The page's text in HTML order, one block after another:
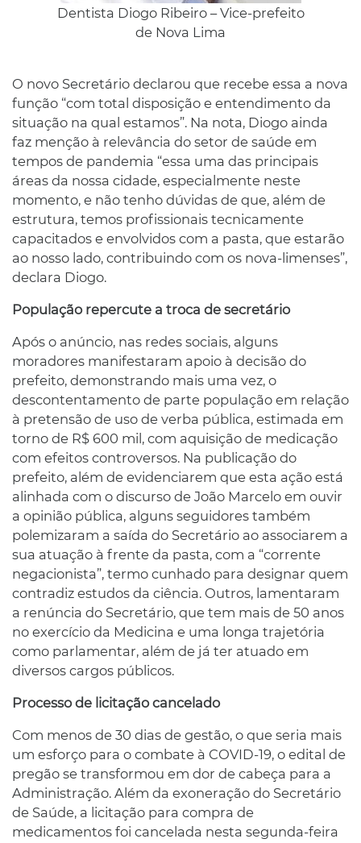
Dentista Diogo Ribeiro – Vice-prefeito
de Nova Lima
O novo Secretário declarou que recebe essa a nova
função “com total disposição e entendimento da
situação na qual estamos”. Na nota, Diogo ainda
faz menção à relevância do setor de saúde em
tempos de pandemia “essa uma das principais
áreas da nossa cidade, especialmente neste
momento, e não tenho dúvidas de que, além de
estrutura, temos profissionais tecnicamente
capacitados e envolvidos com a pasta, que estarão
ao nosso lado, contribuindo com os nova-limenses”,
declara Diogo.
População repercute a troca de secretário
Após o anúncio, nas redes sociais, alguns
moradores manifestaram apoio à decisão do
prefeito, demonstrando mais uma vez, o
descontentamento de parte população em relação
à pretensão de uso de verba pública, estimada em
torno de R$ 600 mil, com aquisição de medicação
com efeitos controversos. Na publicação do
prefeito, além de evidenciarem que esta ação está
alinhada com o discurso de João Marcelo em ouvir
a opinião pública, alguns seguidores também
polemizaram a saída do Secretário ao associarem a
sua atuação à frente da pasta, com a “corrente
negacionista”, termo cunhado para designar quem
contradiz estudos da ciência. Outros, lamentaram
a renúncia do Secretário, que tem mais de 50 anos
no exercício da Medicina e uma longa trajetória
como parlamentar, além de já ter atuado em
diversos cargos públicos.
Processo de licitação cancelado
Com menos de 30 dias de gestão, o que seria mais
um esforço para o combate à COVID-19, o edital de
pregão se transformou em dor de cabeça para a
Administração. Além da exoneração do Secretário
de Saúde, a licitação para compra de
medicamentos foi cancelada nesta segunda-feira